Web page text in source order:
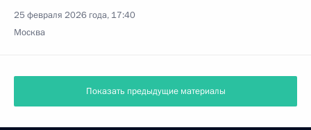
25 февраля 2026 года, 17:40
Москва
Показать предыдущие материалы